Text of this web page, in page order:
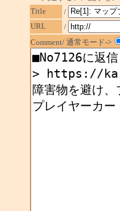
Title
/
URL
/
Comment/ 通常モード->